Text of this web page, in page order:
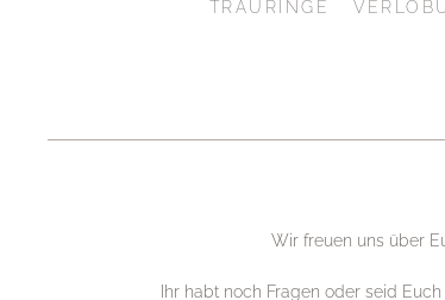
TRAURINGE
Wir freuen uns über
Ihr habt noch Fragen oder seid